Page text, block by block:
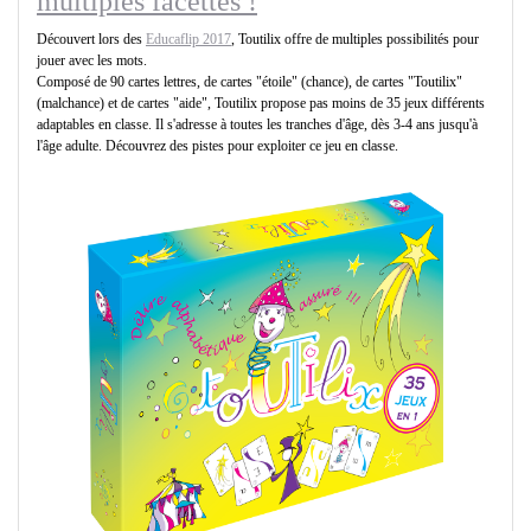
Découvert lors des Educaflip 2017, Toutilix offre de multiples possibilités pour
jouer avec les mots.
Composé de 90 cartes lettres, de cartes "étoile" (chance), de cartes "Toutilix"
(malchance) et de cartes "aide", Toutilix propose pas moins de 35 jeux différents
adaptables en classe. Il s'adresse à toutes les tranches d'âge, dès 3-4 ans jusqu'à
l'âge adulte. Découvrez des pistes pour exploiter ce jeu en classe.